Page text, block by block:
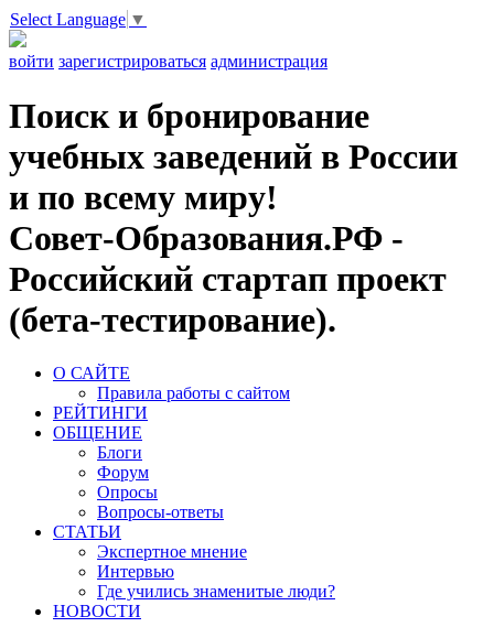
Select Language ▼
войти зарегистрироваться администрация
Поиск и бронирование
учебных заведений в России
и по всему миру!
Совет-Образования.РФ -
Российский стартап проект
(бета-тестирование).
О САЙТЕ
Правила работы с сайтом
РЕЙТИНГИ
ОБЩЕНИЕ
Блоги
Форум
Опросы
Вопросы-ответы
СТАТЬИ
Экспертное мнение
Интервью
Где учились знаменитые люди?
НОВОСТИ